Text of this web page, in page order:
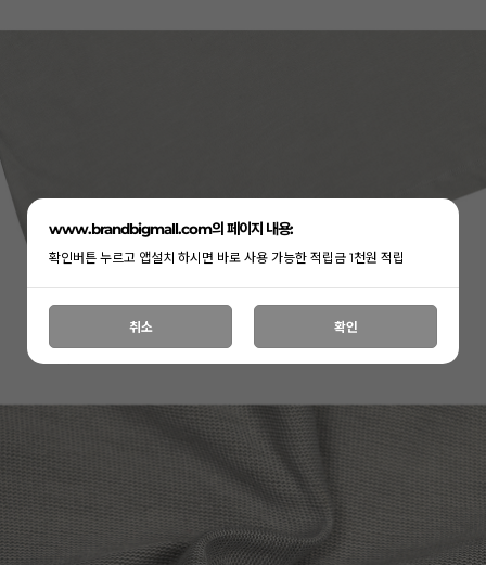
www.brandbigmall.com의 페이지 내용:
확인버튼 누르고 앱설치 하시면 바로 사용 가능한 적립금 1천원 적립
취소 확인